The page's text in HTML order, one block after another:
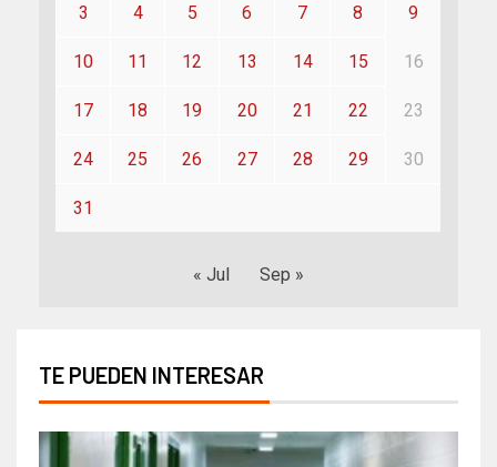
3 4 5 6 7 8 9
10 11 12 13 14 15 16
17 18 19 20 21 22 23
24 25 26 27 28 29 30
31
« Jul Sep »
TE PUEDEN INTERESAR